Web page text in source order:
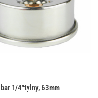
1/4"tylny, 63mm